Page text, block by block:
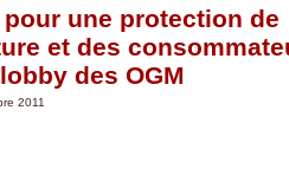
une protection de
et des
des OGM
2011